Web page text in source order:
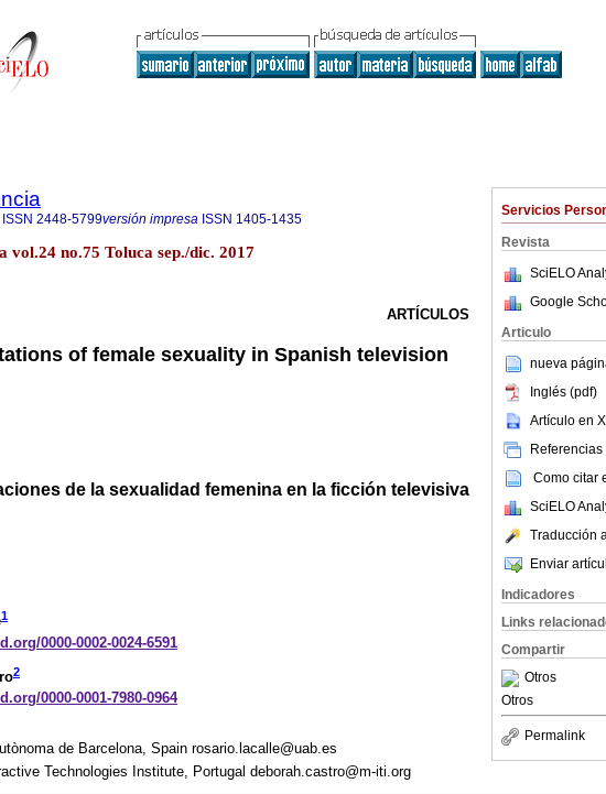
Servicios
Revista
SciELO
Google
Articulo
nueva
Inglés (pdf)
Artículo en
Como citar
SciELO
Traducción
Enviar
Indicadores
Links
Compartir
Otros
Otros
Permalink
ISSN 2448-5799versión impresa ISSN 1405-1435
vol.24 no.75 Toluca sep./dic. 2017
ARTÍCULOS
of female sexuality in Spanish television
de la sexualidad femenina en la ficción televisiva
1
0000-0002-0024-6591
2
0000-0001-7980-0964
de Barcelona, Spain rosario.lacalle@uab.es
Technologies Institute, Portugal deborah.castro@m-iti.org